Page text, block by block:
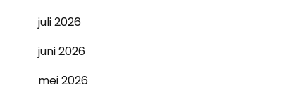
juli 2026
juni 2026
mei 2026